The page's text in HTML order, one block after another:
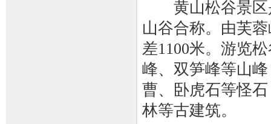
黄山松谷景区
山谷合称。由芙
差1100米。游览
峰、双笋峰等山
曹、卧虎石等怪
林等古建筑。